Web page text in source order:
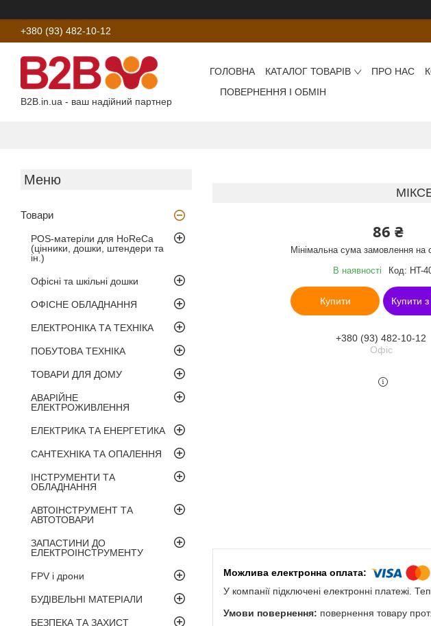
+380 (93) 482-10-12
B2B.in.ua - ваш надійний партнер
ГОЛОВНА КАТАЛОГ ТОВАРІВ ПРО НАС
ПОВЕРНЕННЯ І ОБМІН
Товари
POS-матеріли для HoReCa
(цінники, дошки, штендери та
ін.)
Офісні та шкільні дошки
ОФІСНЕ ОБЛАДНАННЯ
ЕЛЕКТРОНІКА ТА ТЕХНІКА
ПОБУТОВА ТЕХНІКА
ТОВАРИ ДЛЯ ДОМУ
АВАРІЙНЕ
ЕЛЕКТРОЖИВЛЕННЯ
ЕЛЕКТРИКА ТА ЕНЕРГЕТИКА
САНТЕХНІКА ТА ОПАЛЕННЯ
ІНСТРУМЕНТИ ТА
ОБЛАДНАННЯ
АВТОІНСТРУМЕНТ ТА
АВТОТОВАРИ
ЗАПАСТИНИ ДО
ЕЛЕКТРОІНСТРУМЕНТУ
FPV і дрони
БУДІВЕЛЬНІ МАТЕРІАЛИ
БЕЗПЕКА ТА ЗАХИСТ
86 ₴
Мінімальна сума замовлення на
В наявності
Код: HT-
Купити Купити з
+380 (93) 482-10-12
Офіс
У компанії підключені електронні платежі.
повернення товару